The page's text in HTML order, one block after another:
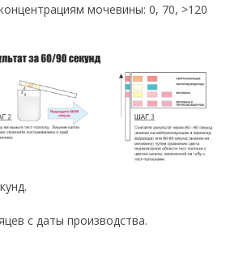
мочевины: 0, 70, >120
с даты производства.